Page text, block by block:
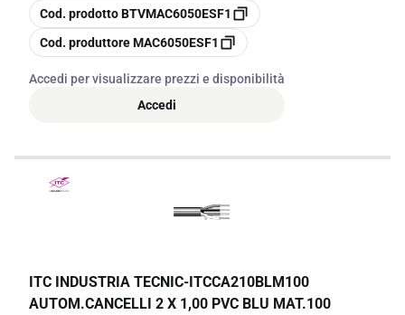
copia
Cod. prodottoBTVMAC6050ESF1
copia
Cod. produttoreMAC6050ESF1
Accedi per visualizzare prezzi e disponibilità
Accedi
ITC INDUSTRIA TECNIC-ITCCA210BLM100
AUTOM.CANCELLI 2 X 1,00 PVC BLU MAT.100